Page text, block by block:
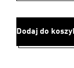
Dodaj do